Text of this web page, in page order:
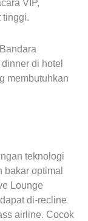
VIP,
tinggi.
di hotel
membutuhkan
teknologi
bakar optimal
Lounge
di-recline
airline. Cocok